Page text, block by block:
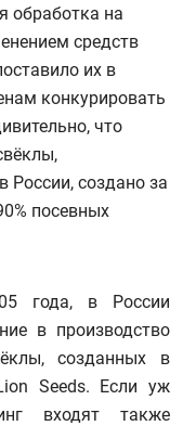
обработка на
средств
их в
конкурировать
что
России, создано за
посевных
года, в России
в производство
созданных в
Seeds. Если уж
входят также